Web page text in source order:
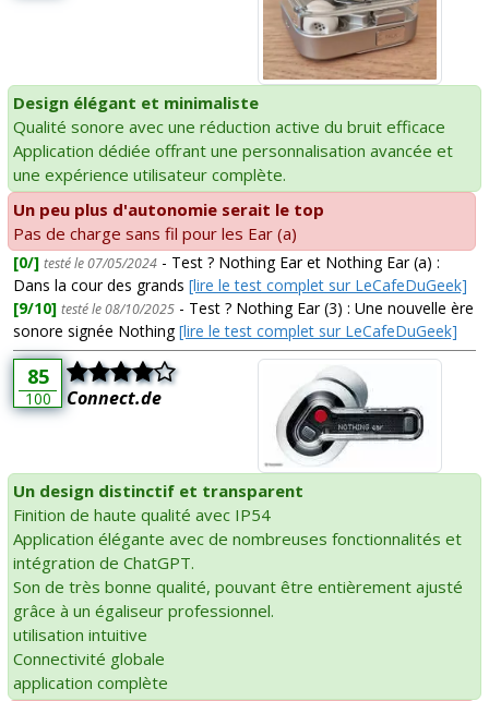
Design élégant et minimaliste
Qualité sonore avec une réduction active du bruit efficace
Application dédiée offrant une personnalisation avancée et
une expérience utilisateur complète.
Un peu plus d'autonomie serait le top
Pas de charge sans fil pour les Ear (a)
[0/] testé le 07/05/2024 - Test ? Nothing Ear et Nothing Ear (a) :
Dans la cour des grands [lire le test complet sur LeCafeDuGeek]
[9/10] testé le 08/10/2025 - Test ? Nothing Ear (3) : Une nouvelle ère
sonore signée Nothing[lire le test complet sur LeCafeDuGeek]
85
100 Connect.de
Un design distinctif et transparent
Finition de haute qualité avec IP54
Application élégante avec de nombreuses fonctionnalités et
intégration de ChatGPT.
Son de très bonne qualité, pouvant être entièrement ajusté
grâce à un égaliseur professionnel.
utilisation intuitive
Connectivité globale
application complète